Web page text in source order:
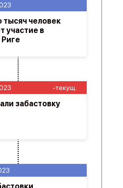
-текущ.
забастовку
тысяч человек
участие в